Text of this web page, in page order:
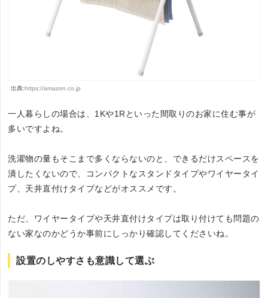
出典:https://amazon.co.jp
一人暮らしの場合は、1Kや1Rといった間取りのお家に住む事が
多いですよね。
洗濯物の量もそこまで多くならないのと、できるだけスペースを
潰したくないので、コンパクトなスタンドタイプやワイヤータイ
プ、天井直付けタイプなどがオススメです。
ただ、ワイヤータイプや天井直付けタイプは取り付けても問題の
ない家なのかどうか事前にしっかり確認してくださいね。
設置のしやすさも意識して選ぶ